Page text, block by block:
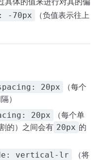
-70px
（负值表示往上
20px
（每个
）
20px
（每个单
的）之间会有 20px 的
vertical-lr
（将